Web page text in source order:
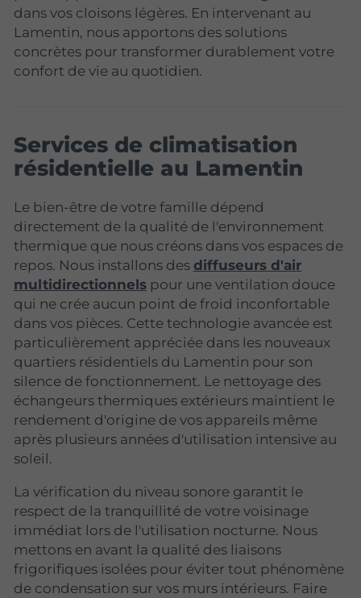
dans vos cloisons légères. En intervenant au
Lamentin, nous apportons des solutions
concrètes pour transformer durablement votre
confort de vie au quotidien.
Services de climatisation
résidentielle au Lamentin
Le bien-être de votre famille dépend
directement de la qualité de l'environnement
thermique que nous créons dans vos espaces de
repos. Nous installons des diffuseurs d'air
multidirectionnels pour une ventilation douce
qui ne crée aucun point de froid inconfortable
dans vos pièces. Cette technologie avancée est
particulièrement appréciée dans les nouveaux
quartiers résidentiels du Lamentin pour son
silence de fonctionnement. Le nettoyage des
échangeurs thermiques extérieurs maintient le
rendement d'origine de vos appareils même
après plusieurs années d'utilisation intensive au
soleil.
La vérification du niveau sonore garantit le
respect de la tranquillité de votre voisinage
immédiat lors de l'utilisation nocturne. Nous
mettons en avant la qualité des liaisons
frigorifiques isolées pour éviter tout phénomène
de condensation sur vos murs intérieurs. Faire